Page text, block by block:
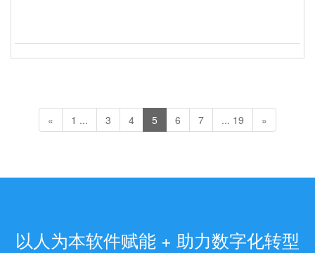
« 1 ... 3 4 5 6 7 ... 19 »
以人为本软件赋能 + 助力数字化转型